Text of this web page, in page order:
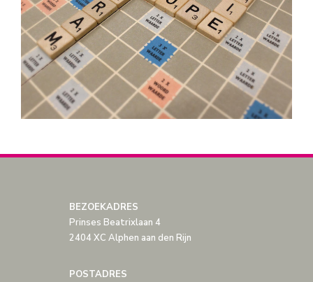
BEZOEKADRES
Prinses Beatrixlaan 4
2404 XC Alphen aan den Rijn
POSTADRES